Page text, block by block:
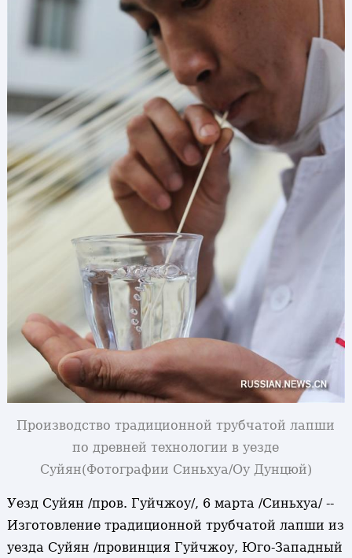
Производство традиционной трубчатой лапши
по древней технологии в уезде
Суйян(Фотографии Синьхуа/Оу Дунцюй)
Уезд Суйян /пров. Гуйчжоу/, 6 марта /Синьхуа/ --
Изготовление традиционной трубчатой лапши из
уезда Суйян /провинция Гуйчжоу, Юго-Западный